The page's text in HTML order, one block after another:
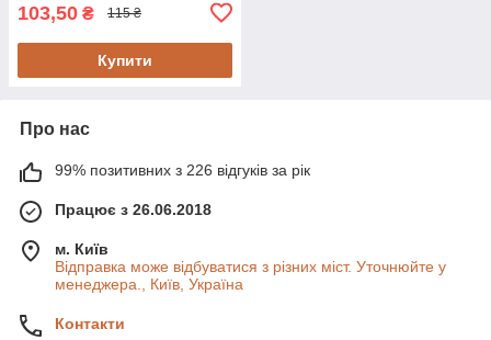
103,50 ₴ 115 ₴
Купити
Про нас
99% позитивних з 226 відгуків за рік
Працює з 26.06.2018
м. Київ
Відправка може відбуватися з різних міст. Уточнюйте у
менеджера., Київ, Україна
Контакти